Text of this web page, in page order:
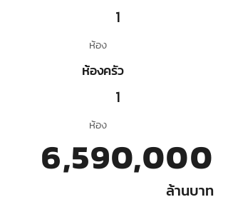
1
ห้อง
ห้องครัว
1
ห้อง
6,590,000
ล้านบาท